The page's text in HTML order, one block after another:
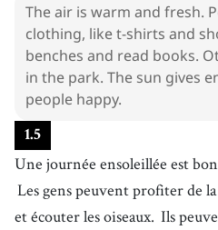
The air is warm and fresh.
clothing, like t-shirts and
benches and read books.
in the park. The sun gives
people happy.
1.5
Une journée ensoleillée est
Les gens peuvent profiter de
et écouter les oiseaux. Ils